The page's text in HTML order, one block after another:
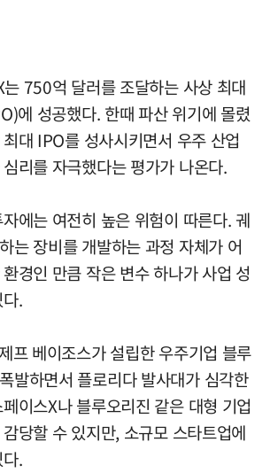
750억 달러를 조달하는 사상 최대
에 성공했다. 한때 파산 위기에 몰렸
대 IPO를 성사시키면서 우주 산업
리를 자극했다는 평가가 나온다.
에는 여전히 높은 위험이 따른다. 궤
는 장비를 개발하는 과정 자체가 어
경인 만큼 작은 변수 하나가 사업 성
.
프 베이조스가 설립한 우주기업 블루
발하면서 플로리다 발사대가 심각한
이스X나 블루오리진 같은 대형 기업
당할 수 있지만, 소규모 스타트업에
.